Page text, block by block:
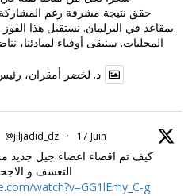
بمقاعد في البرلمان. نستقبل هذا الفوز
المحليات. سنبقى أوفياء لمبادئنا،
د. لخضر أمقران،
@jiljadid_dz · 17 Juin
كيف تم اقصاء اعضاء جيل جديد من
التعسف و
watch?v=GG1lEmy_C-g